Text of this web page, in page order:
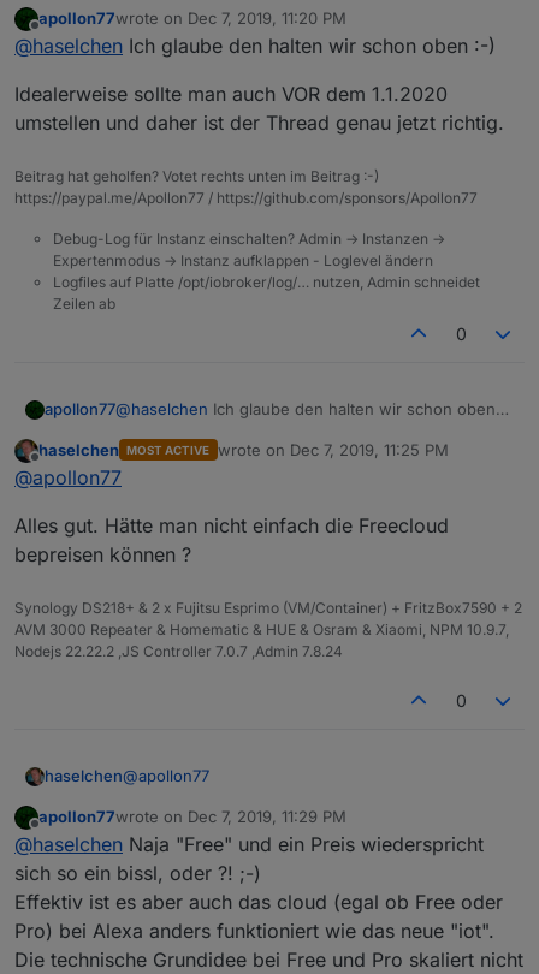
hatte ja das Thema heute Morgen aufgegriffen.
Wäre es nicht sinnvoller gewesen den Thread am
In den verbleibenden 3 Wochen verschwindet er
mit Sicherheit in den Weiten des Forums weil ja erst
Threads zu dem Thema extra aufgemacht werden
😎
Offline
apollon77wrote on Dec 7, 2019, 11:20 PM
last edited by
@haselchen Ich glaube den halten wir schon oben :-)
Idealerweise sollte man auch VOR dem 1.1.2020
umstellen und daher ist der Thread genau jetzt richtig.
Beitrag hat geholfen? Votet rechts unten im Beitrag :-)
https://paypal.me/Apollon77 / https://github.com/sponsors/Apollon77
Debug-Log für Instanz einschalten? Admin -> Instanzen ->
Expertenmodus -> Instanz aufklappen - Loglevel ändern
Logfiles auf Platte /opt/iobroker/log/… nutzen, Admin schneidet
Zeilen ab
0
apollon77@haselchen Ich glaube den halten wir schon oben
Idealerweise sollte man auch VOR dem 1.1.2020
umstellen und daher ist der Thread genau jetzt
Offline
haselchen MOST ACTIVE wrote on Dec 7, 2019, 11:25 PM
last edited by
@apollon77
Alles gut. Hätte man nicht einfach die Freecloud
bepreisen können ?
Synology DS218+ & 2 x Fujitsu Esprimo (VM/Container) + FritzBox7590 + 2
AVM 3000 Repeater & Homematic & HUE & Osram & Xiaomi, NPM 10.9.7,
Nodejs 22.22.2 ,JS Controller 7.0.7 ,Admin 7.8.24
0
haselchen@apollon77
Alles gut. Hätte man nicht einfach die Freecloud
bepreisen können ?
Offline
apollon77wrote on Dec 7, 2019, 11:29 PM
last edited by
@haselchen Naja "Free" und ein Preis wiederspricht
sich so ein bissl, oder ?! ;-)
Effektiv ist es aber auch das cloud (egal ob Free oder
Pro) bei Alexa anders funktioniert wie das neue "iot".
Die technische Grundidee bei Free und Pro skaliert nicht